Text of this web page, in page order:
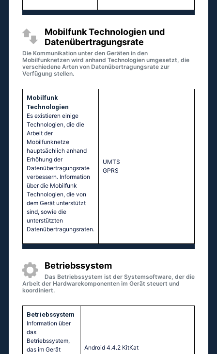
Mobilfunk Technologien und
Datenübertragungsrate
Die Kommunikation unter den Geräten in den
Mobilfunknetzen wird anhand Technologien umgesetzt, die
verschiedene Arten von Datenübertragungsrate zur
Verfügung stellen.
Mobilfunk
Technologien
Es existieren einige
Technologien, die die
Arbeit der
Mobilfunknetze
hauptsächlich anhand
Erhöhung der
Datenübertragungsrate
verbessern. Information
über die Mobilfunk
Technologien, die von
dem Gerät unterstützt
sind, sowie die
unterstützten
Datenübertragungsraten.
UМТS
GРRS
Betriebssystem
Das Betriebssystem ist der Systemsoftware, der die
Arbeit der Hardwarekomponenten im Gerät steuert und
koordiniert.
Betriebssystem
Information über
das
Betriebssystem,
das im Gerät
Аndrоid 4.4.2 ΚitΚаt